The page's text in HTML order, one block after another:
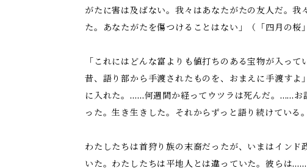
がたに害は及ばない。我々はあなたがたの友人だ。
た。あなたがたを傷つけることはない」（「四月の桜
「これにはどんな富よりも値打ちのある宝物が入っ
昔、語り部から手渡されたものを、おまえに手渡すよ
に入れた。……何週間か経ってウツラは死んだ。……お
った。生き生きした。それからずっと語り続けている
わたしたちは首狩り族の末裔だったが、いまはイン
いた。わたしたちは平地人とは違っていた。彼らは